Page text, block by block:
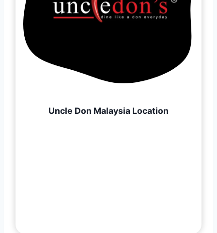
Uncle Don Malaysia Location